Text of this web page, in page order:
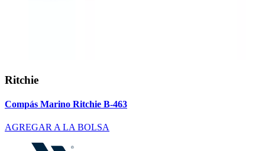
Ritchie
Compás Marino Ritchie B-463
AGREGAR A LA BOLSA